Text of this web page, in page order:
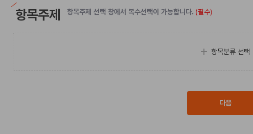
항목주제 항목주제 선택 창에서 복수선택이 가능합니다. (필수)
항목분류 선택
다음